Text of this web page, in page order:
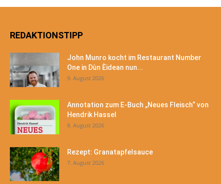
REDAKTIONSTIPP
John Munro kocht im Restaurant Number
One in Dùn Èidean nun...
9. August 2026
Annotation zum E-Buch „Neues Fleisch“ von
Hendrik Hassel
8. August 2026
Rezept: Granatapfelsauce
7. August 2026